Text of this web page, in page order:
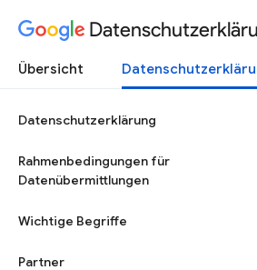
Übersicht
Datenschutzerklärung
Rahmenbedingungen für
Datenübermittlungen
Wichtige Begriffe
Partner